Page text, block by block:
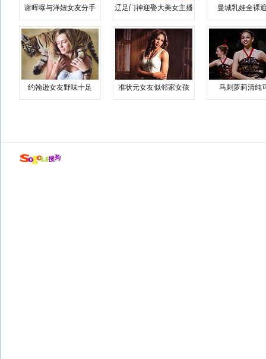
谢晖曝与洋妞女友分手 辽足门神迎娶大美女主播 曼城乳娃全裸
约翰逊女友野味十足 准状元女友似邻家女孩 马刺萝莉清纯